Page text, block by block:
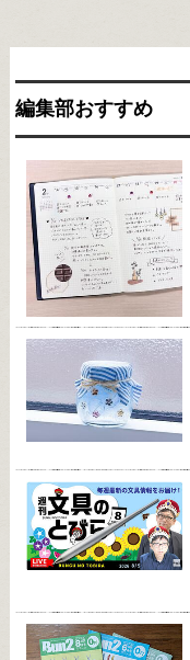
編集部おすすめ